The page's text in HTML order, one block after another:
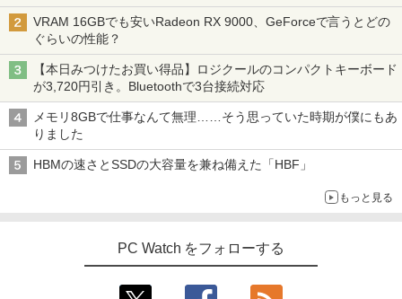
VRAM 16GBでも安いRadeon RX 9000、GeForceで言うとどの
ぐらいの性能？
【本日みつけたお買い得品】ロジクールのコンパクトキーボード
が3,720円引き。Bluetoothで3台接続対応
メモリ8GBで仕事なんて無理……そう思っていた時期が僕にもあ
りました
HBMの速さとSSDの大容量を兼ね備えた「HBF」
もっと見る
PC Watch をフォローする